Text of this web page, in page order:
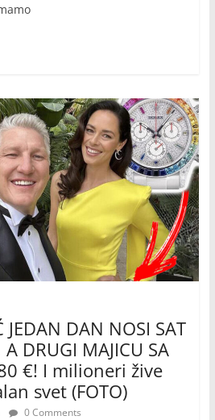
DAN NOSI SAT
DRUGI MAJICU SA
€! I milioneri žive
svet (FOTO)
0 Comments